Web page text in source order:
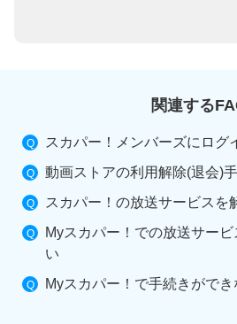
関連する
スカパー！メンバーズにログ
動画ストアの利用解除(退会)
スカパー！の放送サービスを
Myスカパー！での放送サー
い
Myスカパー！で手続きができ